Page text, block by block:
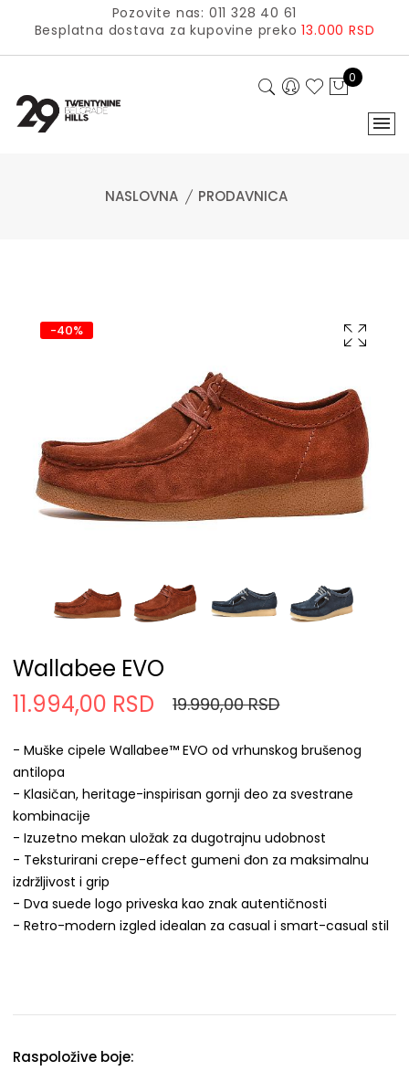
Pozovite nas: 011 328 40 61
Besplatna dostava za kupovine preko13.000 RSD
0
NASLOVNA PRODAVNICA
-40%
Wallabee EVO
11.994,00 RSD
19.990,00 RSD
- Muške cipele Wallabee™ EVO od vrhunskog brušenog
antilopa
- Klasičan, heritage-inspirisan gornji deo za svestrane
kombinacije
- Izuzetno mekan uložak za dugotrajnu udobnost
- Teksturirani crepe-effect gumeni đon za maksimalnu
izdržljivost i grip
- Dva suede logo priveska kao znak autentičnosti
- Retro-modern izgled idealan za casual i smart-casual stil
Raspoložive boje: